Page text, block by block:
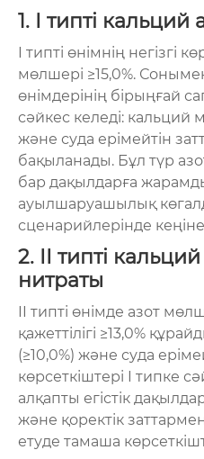
1. I типті
I типті өнімнің негізгі
мөлшері ≥15,0%.
өнімдерінің бірыңғай
сәйкес келеді: кальций
және суда ерімейтін
бақыланады. Бұл түр
бар дақылдарға
ауылшаруашылық
сценарийлерінде
2. II типті
нитраты
II типті өнімде азот
қажеттілігі ≥13,0%
(≥10,0%) және суда
көрсеткіштері I типке
алқапты егістік
және қоректік
етуде тамаша